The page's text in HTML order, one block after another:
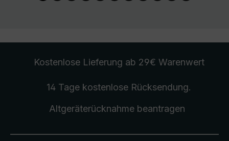
Kostenlose Lieferung ab 29€ Warenwert
14 Tage kostenlose Rücksendung.
Altgeräterücknahmebeantragen